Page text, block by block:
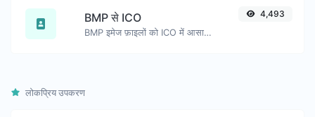
BMP से ICO
BMP इमेज फ़ाइलों को ICO में आसानी से परिवर्तित करें।
4,493
लोकप्रिय उपकरण